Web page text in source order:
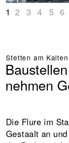
1 2 3 4 5 6
Stetten am
nehmen
Die Flure im
Gestaalt an